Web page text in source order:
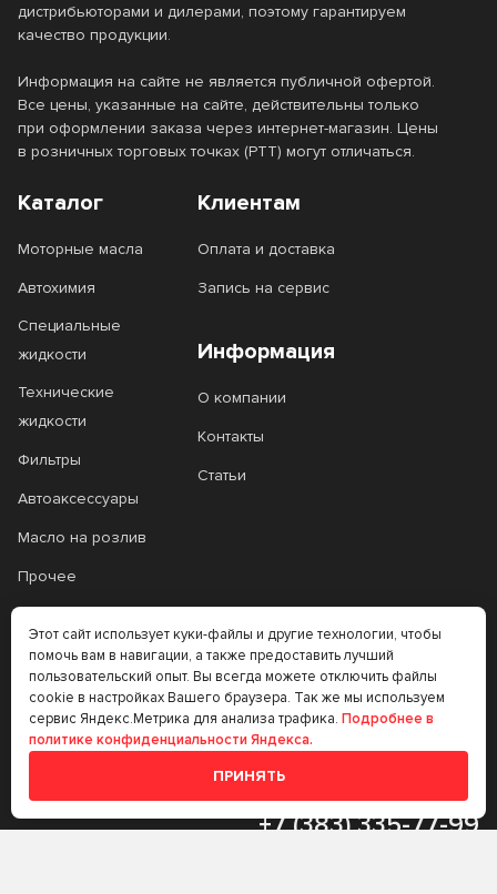
дистрибьюторами и дилерами, поэтому гарантируем
качество продукции.
Информация на сайте не является публичной офертой.
Все цены, указанные на сайте, действительны только
при оформлении заказа через интернет-магазин. Цены
в розничных торговых точках (РТТ) могут отличаться.
Каталог
Моторные масла
Автохимия
Специальные
жидкости
Технические
жидкости
Фильтры
Автоаксессуары
Масло на розлив
Прочее
Прочее
Трансмиссионные
масла
Аккумуляторы
Клиентам
Оплата и доставка
Запись на сервис
Информация
О компании
Контакты
Статьи
+7 (383) 335-77-99
Этот сайт использует куки-файлы и другие технологии, чтобы
помочь вам в навигации, а также предоставить лучший
пользовательский опыт. Вы всегда можете отключить файлы
cookie в настройках Вашего браузера. Так же мы используем
сервис Яндекс.Метрика для анализа трафика. Подробнее в
политике конфиденциальности Яндекса.
ПРИНЯТЬ